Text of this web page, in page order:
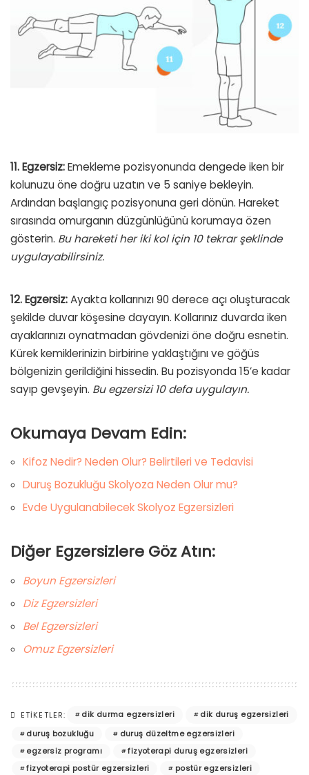
11. Egzersiz:Emekleme pozisyonunda dengede iken bir
kolunuzu öne doğru uzatın ve 5 saniye bekleyin.
Ardından başlangıç pozisyonuna geri dönün. Hareket
sırasında omurganın düzgünlüğünü korumaya özen
gösterin. Bu hareketi her iki kol için 10 tekrar şeklinde
uygulayabilirsiniz.
12. Egzersiz:Ayakta kollarınızı 90 derece açı oluşturacak
şekilde duvar köşesine dayayın. Kollarınız duvarda iken
ayaklarınızı oynatmadan gövdenizi öne doğru esnetin.
Kürek kemiklerinizin birbirine yaklaştığını ve göğüs
bölgenizin gerildiğini hissedin. Bu pozisyonda 15’e kadar
sayıp gevşeyin. Bu egzersizi 10 defa uygulayın.
Okumaya Devam Edin:
Kifoz Nedir? Neden Olur? Belirtileri ve Tedavisi
Duruş Bozukluğu Skolyoza Neden Olur mu?
Evde Uygulanabilecek Skolyoz Egzersizleri
Diğer Egzersizlere Göz Atın:
Boyun Egzersizleri
Diz Egzersizleri
Bel Egzersizleri
Omuz Egzersizleri
ETIKETLER: dik durma egzersizleri
dik duruş egzersizleri
duruş bozukluğu
duruş düzeltme egzersizleri
egzersiz programı
fizyoterapi duruş egzersizleri
fizyoterapi postür egzersizleri
postür egzersizleri